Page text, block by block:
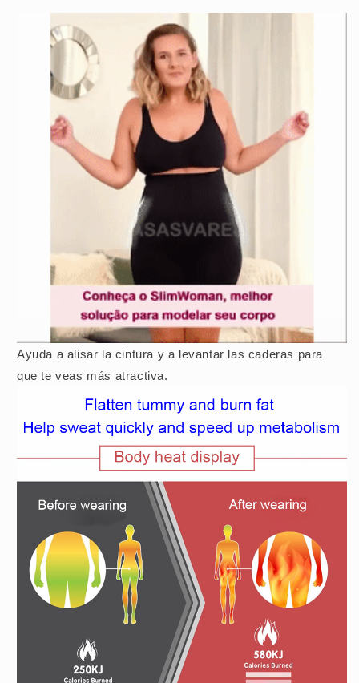
Ayuda a alisar la cintura y a levantar las caderas para
que te veas más atractiva.